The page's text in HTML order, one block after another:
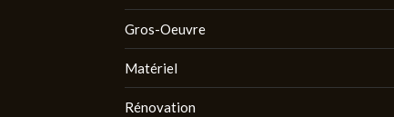
Gros-Oeuvre
Matériel
Rénovation